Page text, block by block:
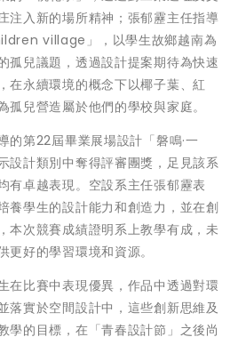
注入新的場所精神；張郁靂主任指導
village」，以學生故鄉越南為
孤兒議題，透過設計提案期待為快速
在永續環境的概念下以椰子葉、紅
兒營造屬於他們的學校與家庭。
的第22屆畢業展場設計「磐鳴·一
設計類別中奪得評審團獎，足見該系
有卓越表現。空設系主任張郁靂表
養學生的設計能力和創造力，並在創
本次競賽成績證明系上教學有成，未
好的學習環境和資源。
在比賽中表現優異，作品中透過對環
落實於空間設計中，這些創新思維及
學的目標，在「青春設計節」之後尚